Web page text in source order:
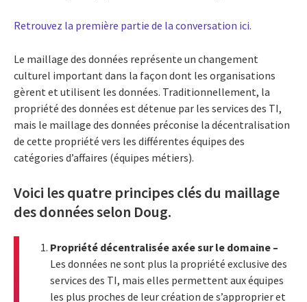
Retrouvez la première partie de la conversation ici.
Le maillage des données représente un changement
culturel important dans la façon dont les organisations
gèrent et utilisent les données. Traditionnellement, la
propriété des données est détenue par les services des TI,
mais le maillage des données préconise la décentralisation
de cette propriété vers les différentes équipes des
catégories d’affaires (équipes métiers).
Voici les quatre principes clés du maillage
des données selon Doug.
Propriété décentralisée axée sur le domaine –
Les données ne sont plus la propriété exclusive des
services des TI, mais elles permettent aux équipes
les plus proches de leur création de s’approprier et